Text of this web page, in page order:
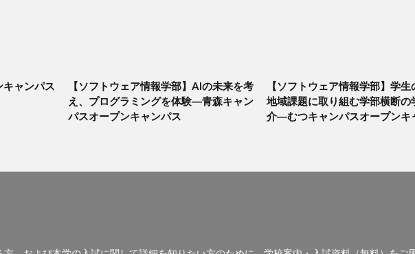
ャンパス
【ソフトウェア情報学部】AIの未来を考
え、プログラミングを体験―青森キャン
パスオープンキャンパス
【ソフトウェア情報学部】学生
地域課題に取り組む学部横断の
介―むつキャンパスオープンキ